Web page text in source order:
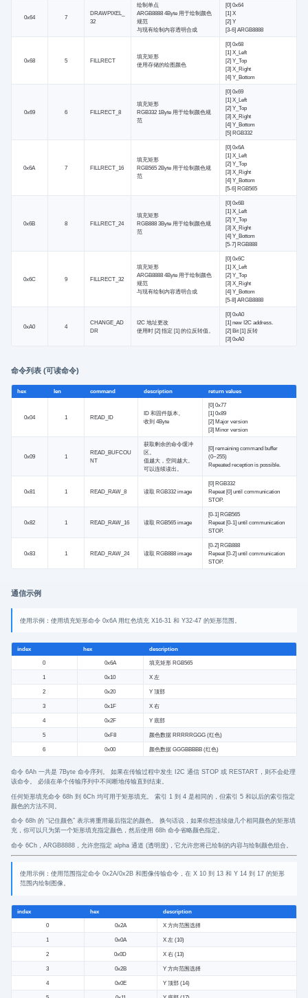
0x64 7
DRAWPIXEL_
32
绘制单点
ARGB8888 4Byte 用于绘制颜色
规范
与现有绘制内容透明合成
[0] 0x64
[1] X
[2] Y
[3-6] ARGB8888
0x68 5 FILLRECT
填充矩形
使用存储的绘图颜色
[0] 0x68
[1] X_Left
[2] Y_Top
[3] X_Right
[4] Y_Bottom
0x69 6 FILLRECT_8
填充矩形
RGB332 1Byte 用于绘制颜色规
范
[0] 0x69
[1] X_Left
[2] Y_Top
[3] X_Right
[4] Y_Bottom
[5] RGB332
0x6A 7 FILLRECT_16
填充矩形
RGB565 2Byte 用于绘制颜色规
范
[0] 0x6A
[1] X_Left
[2] Y_Top
[3] X_Right
[4] Y_Bottom
[5-6] RGB565
0x6B 8 FILLRECT_24
填充矩形
RGB888 3Byte 用于绘制颜色规
范
[0] 0x6B
[1] X_Left
[2] Y_Top
[3] X_Right
[4] Y_Bottom
[5-7] RGB888
0x6C 9 FILLRECT_32
填充矩形
ARGB8888 4Byte 用于绘制颜色
规范
与现有绘制内容透明合成
[0] 0x6C
[1] X_Left
[2] Y_Top
[3] X_Right
[4] Y_Bottom
[5-8] ARGB8888
0xA0 4
CHANGE_AD
DR
I2C 地址更改
使用时 [2] 指定 [1] 的位反转值。
[0] 0xA0
[1] new I2C address.
[2] Bit [1] 反转
[3] 0xA0
命令列表 (可读命令)
hex len command description return values
0x04 1 READ_ID
ID 和固件版本。
收到 4Byte
[0] 0x77
[1] 0x89
[2] Major version
[3] Minor version
0x09 1
READ_BUFCOU
NT
获取剩余的命令缓冲
区。
值越大，空间越大。
可以连续读出。
[0] remaining command buffer
(0~255)
Repeated reception is possible.
0x81 1 READ_RAW_8 读取 RGB332 image
[0] RGB332
Repeat [0] until communication
STOP.
0x82 1 READ_RAW_16 读取 RGB565 image
[0-1] RGB565
Repeat [0-1] until communication
STOP.
0x83 1 READ_RAW_24 读取 RGB888 image
[0-2] RGB888
Repeat [0-2] until communication
STOP.
通信示例
使用示例：使用填充矩形命令 0x6A 用红色填充 X16-31 和 Y32-47 的矩形范围。
index hex description
0 0x6A 填充矩形 RGB565
1 0x10 X 左
2 0x20 Y 顶部
3 0x1F X 右
4 0x2F Y 底部
5 0xF8 颜色数据 RRRRRGGG (红色)
6 0x00 颜色数据 GGGBBBBB (红色)
命令 6Ah 一共是 7Byte 命令序列。 如果在传输过程中发生 I2C 通信 STOP 或 RESTART，则不会处理
该命令。 必须在单个传输序列中不间断地传输直到结束。
任何矩形填充命令 68h 到 6Ch 均可用于矩形填充。 索引 1 到 4 是相同的，但索引 5 和以后的索引指定
颜色的方法不同。
命令 68h 的 “记住颜色” 表示将重用最后指定的颜色。 换句话说，如果你想连续做几个相同颜色的矩形填
充，你可以只为第一个矩形填充指定颜色，然后使用 68h 命令省略颜色指定。
命令 6Ch，ARGB8888，允许您指定 alpha 通道 (透明度)，它允许您将已绘制的内容与绘制颜色组合。
使用示例：使用范围指定命令 0x2A/0x2B 和图像传输命令，在 X 10 到 13 和 Y 14 到 17 的矩形
范围内绘制图像。
index hex description
0 0x2A X 方向范围选择
1 0x0A X 左 (10)
2 0x0D X 右 (13)
3 0x2B Y 方向范围选择
4 0x0E Y 顶部 (14)